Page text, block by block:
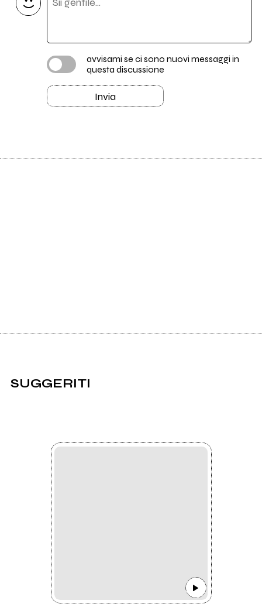
avvisami se ci sono nuovi messaggi in
questa discussione
Invia
SUGGERITI